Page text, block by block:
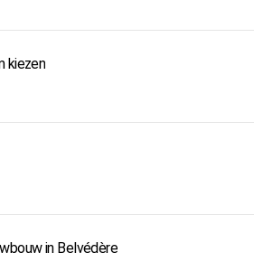
kiezen
in Belvédère